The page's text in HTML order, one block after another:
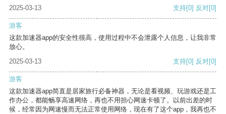
2025-03-13
支持[0] 反对[0]
游客
这款加速器app的安全性很高，使用过程中不会泄露个人信息，让我非常
放心。
2025-03-13
支持[0] 反对[0]
游客
这款加速器app简直是居家旅行必备神器，无论是看视频、玩游戏还是工
作办公，都能畅享高速网络，再也不用担心网速卡顿了。以前出差的时
候，经常因为网速慢而无法正常使用网络，现在有了这个app，我再也不